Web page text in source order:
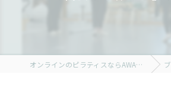
オンラインのピラティスならAWARENESS STUDIO Allongé ブログ